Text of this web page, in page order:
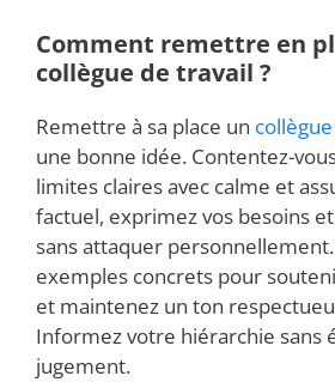
Comment remettre en
collègue de travail ?
Remettre à sa place un
une bonne idée. Contentez-
limites claires avec calme et
factuel, exprimez vos besoins
sans attaquer
exemples concrets pour
et maintenez un ton
Informez votre hiérarchie sans
jugement.